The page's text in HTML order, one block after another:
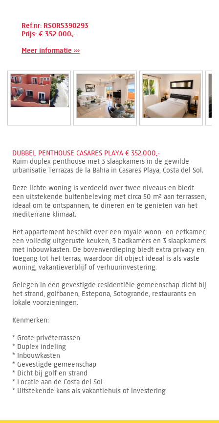
Ref.nr: RSOR5390293
Prijs: € 352.000,-
Meer informatie ›››
DUBBEL PENTHOUSE CASARES PLAYA € 352.000,-
Ruim duplex penthouse met 3 slaapkamers in de gewilde
urbanisatie Terrazas de la Bahía in Casares Playa, Costa del Sol.
Deze lichte woning is verdeeld over twee niveaus en biedt
een uitstekende buitenbeleving met circa 50 m² aan terrassen,
ideaal om te ontspannen, te dineren en te genieten van het
mediterrane klimaat.
Het appartement beschikt over een royale woon- en eetkamer,
een volledig uitgeruste keuken, 3 badkamers en 3 slaapkamers
met inbouwkasten. De bovenverdieping biedt extra privacy en
toegang tot het terras, waardoor dit object ideaal is als vaste
woning, vakantieverblijf of verhuurinvestering.
Gelegen in een gevestigde residentiële gemeenschap dicht bij
het strand, golfbanen, Estepona, Sotogrande, restaurants en
lokale voorzieningen.
Kenmerken:
* Grote privéterrassen
* Duplex indeling
* Inbouwkasten
* Gevestigde gemeenschap
* Dicht bij golf en strand
* Locatie aan de Costa del Sol
* Uitstekende kans als vakantiehuis of investering